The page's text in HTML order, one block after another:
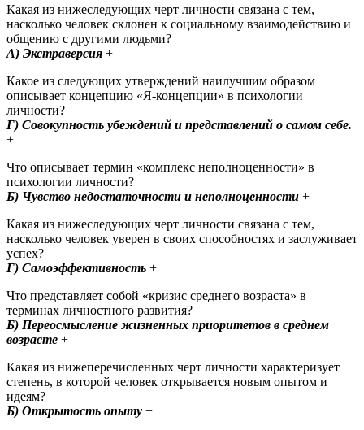
Какая из нижеследующих черт личности связана с тем,
насколько человек склонен к социальному взаимодействию и
общению с другими людьми?
А) Экстраверсия +
Какое из следующих утверждений наилучшим образом
описывает концепцию «Я-концепции» в психологии
личности?
Г) Совокупность убеждений и представлений о самом себе.
+ ​
Что описывает термин «комплекс неполноценности» в
психологии личности?
Б) Чувство недостаточности и неполноценности +
Какая из нижеследующих черт личности связана с тем,
насколько человек уверен в своих способностях и заслуживает
успех?
Г) Самоэффективность +
Что представляет собой «кризис среднего возраста» в
терминах личностного развития?
Б) Переосмысление жизненных приоритетов в среднем
возрасте + ​
Какая из нижеперечисленных черт личности характеризует
степень, в которой человек открывается новым опытом и
идеям?
Б) Открытость опыту +